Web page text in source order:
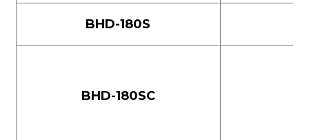
BHD-180S
BHD-180SC